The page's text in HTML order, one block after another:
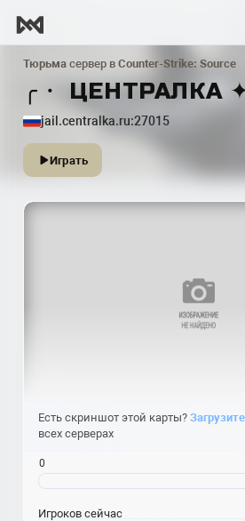
Тюрьма сервер в Counter-Strike: Source
╭・ ЦЕНТРАЛКА ✦
jail.centralka.ru:27015
Играть
Есть скриншот этой карты? Загрузите
всех серверах
0
Игроков сейчас